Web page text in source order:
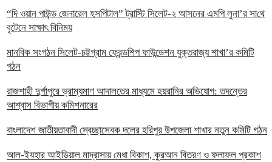
“দি ওয়ান পাউন্ড জেনারেল হসপিটাল” ট্রাস্টি সিলেট-২ আসনের এমপি লুনা’র সা‌থে
বৃটেনে সাক্ষাৎ বিনিময়
মানবিক সংগঠন সিলেট-চট্টগ্রাম ফ্রেন্ডশিপ ফাউন্ডেশন যুক্তরাজ্য শাখা’র কমিটি
গঠন
রাজশাহী দুর্গাপুরে ভ্রাম্যমাণ আদালতের মাধ্যমে হয়রানির অভিযোগ: তদন্তের
আশ্বাস বিভাগীয় কমিশনারের
বাংলাদেশ জাতীয়তাবাদী স্বেচ্ছাসেবক দলের হরিপুর উপজেলা শাখার নতুন কমিটি গঠন
আল-ইযহার আইডিয়াল মাদ্রাসায় মেধা বিকাশ, কুরআন বিতরণ ও ফলাফল প্রকাশ